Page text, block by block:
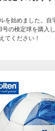
を始めました。自
号の検定球を購入
てください！